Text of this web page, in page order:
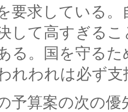
要求している
して高すぎる
る。国を守る
れわれは必ず
予算案の次の優